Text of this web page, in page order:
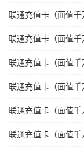
联通充值卡（面值
联通充值卡（面值
联通充值卡（面值
联通充值卡（面值
联通充值卡（面值
联通充值卡（面值